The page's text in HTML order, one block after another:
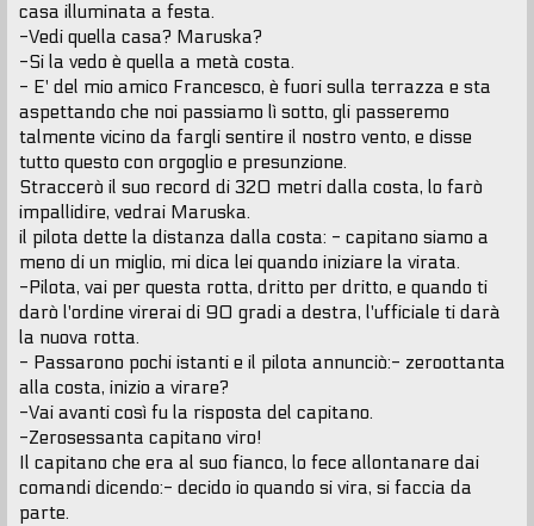
casa illuminata a festa.
-Vedi quella casa? Maruska?
-Si la vedo è quella a metà costa.
- E' del mio amico Francesco, è fuori sulla terrazza e sta
aspettando che noi passiamo lì sotto, gli passeremo
talmente vicino da fargli sentire il nostro vento, e disse
tutto questo con orgoglio e presunzione.
Straccerò il suo record di 320 metri dalla costa, lo farò
impallidire, vedrai Maruska.
il pilota dette la distanza dalla costa: - capitano siamo a
meno di un miglio, mi dica lei quando iniziare la virata.
-Pilota, vai per questa rotta, dritto per dritto, e quando ti
darò l'ordine virerai di 90 gradi a destra, l'ufficiale ti darà
la nuova rotta.
- Passarono pochi istanti e il pilota annunciò:- zeroottanta
alla costa, inizio a virare?
-Vai avanti così fu la risposta del capitano.
-Zerosessanta capitano viro!
Il capitano che era al suo fianco, lo fece allontanare dai
comandi dicendo:- decido io quando si vira, si faccia da
parte.